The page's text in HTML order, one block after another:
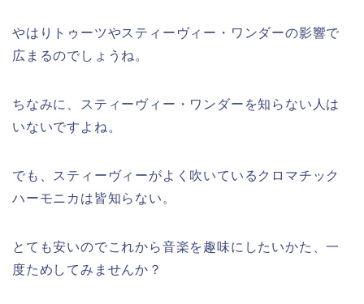
やはりトゥーツやスティーヴィー・ワンダーの影響で
広まるのでしょうね。
ちなみに、スティーヴィー・ワンダーを知らない人は
いないですよね。
でも、スティーヴィーがよく吹いているクロマチック
ハーモニカは皆知らない。
とても安いのでこれから音楽を趣味にしたいかた、一
度ためしてみませんか？